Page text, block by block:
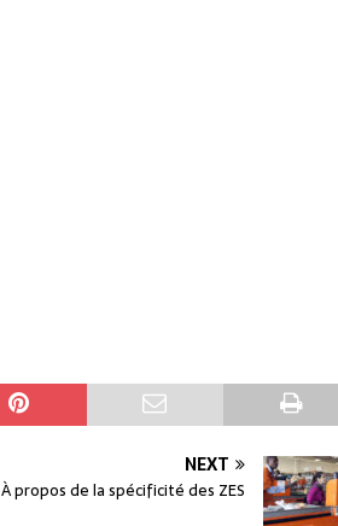
NEXT
À propos de la spécificité des ZES